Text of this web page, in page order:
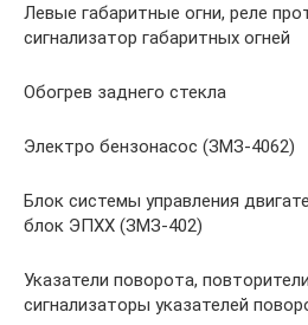
Левые габаритные огни, реле
сигнализатор габа­ритных огней
Обогрев заднего стекла
Электро бензонасос (ЗМЗ-4062)
Блок системы управления
блок ЭПХХ (ЗМЗ-402)
Указатели поворота,
сигнализаторы указате­лей